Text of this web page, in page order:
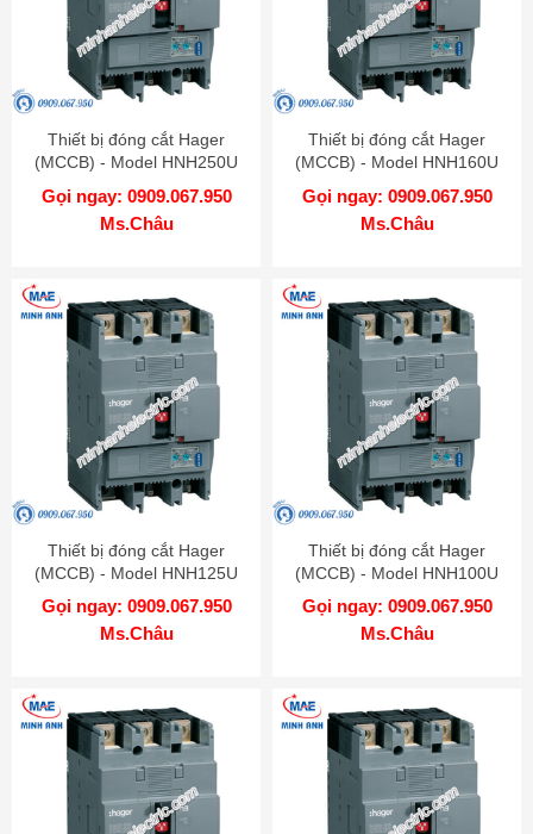
Thiết bị đóng cắt Hager
(MCCB) - Model HNH250U
Gọi ngay: 0909.067.950
Ms.Châu
Thiết bị đóng cắt Hager
(MCCB) - Model HNH160U
Gọi ngay: 0909.067.950
Ms.Châu
Thiết bị đóng cắt Hager
(MCCB) - Model HNH125U
Gọi ngay: 0909.067.950
Ms.Châu
Thiết bị đóng cắt Hager
(MCCB) - Model HNH100U
Gọi ngay: 0909.067.950
Ms.Châu